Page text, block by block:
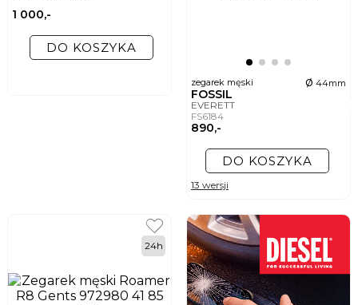
1 000,-
DO KOSZYKA
zegarek męski ø 44mm
FOSSIL
EVERETT
FS6184
890,-
DO KOSZYKA
13 wersji
24h